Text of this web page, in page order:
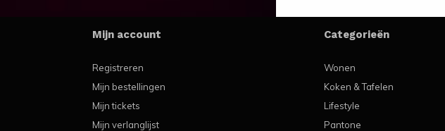
Mijn account
Registreren
Mijn bestellingen
Mijn tickets
Mijn verlanglijst
Categorieën
Wonen
Koken & Tafelen
Lifestyle
Pantone